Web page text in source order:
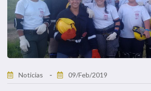
Noticias 09/Feb/2019